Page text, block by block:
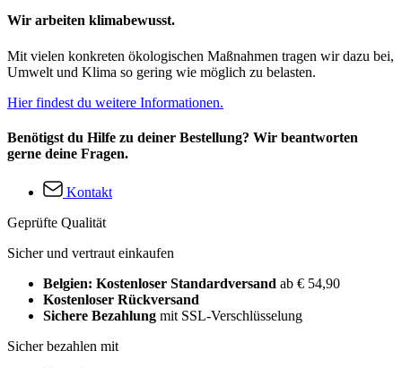
Wir arbeiten klimabewusst.
Mit vielen konkreten ökologischen Maßnahmen tragen wir dazu bei,
Umwelt und Klima so gering wie möglich zu belasten.
Hier findest du weitere Informationen.
Benötigst du Hilfe zu deiner Bestellung? Wir beantworten
gerne deine Fragen.
Kontakt
Geprüfte Qualität
Sicher und vertraut einkaufen
Belgien: Kostenloser Standardversand ab € 54,90
Kostenloser Rückversand
Sichere Bezahlung mit SSL-Verschlüsselung
Sicher bezahlen mit